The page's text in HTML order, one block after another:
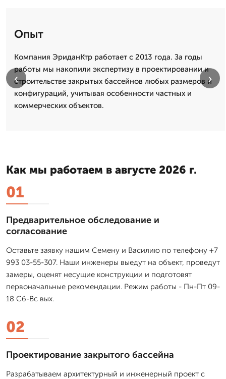
Опыт
Компания ЭриданКтр работает с 2013 года. За годы
работы мы накопили экспертизу в проектировании и
строительстве закрытых бассейнов любых размеров и
конфигураций, учитывая особенности частных и
коммерческих объектов.
‹ ›
Как мы работаем в августе 2026 г.
01
Предварительное обследование и
согласование
Оставьте заявку нашим Семену и Василию по телефону +7
993 03-55-307. Наши инженеры выедут на объект, проведут
замеры, оценят несущие конструкции и подготовят
первоначальные рекомендации. Режим работы - Пн-Пт 09-
18 Сб-Вс вых.
02
Проектирование закрытого бассейна
Разрабатываем архитектурный и инженерный проект с